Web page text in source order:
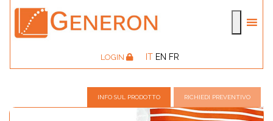
LOGIN IT EN FR
INFO SUL PRODOTTO RICHIEDI PREVENTIVO